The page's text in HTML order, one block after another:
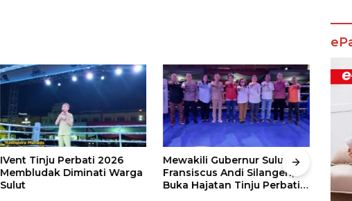
IVent Tinju Perbati 2026
Membludak Diminati Warga
Sulut
Mewakili Gubernur Sulut, dr
Fransiscus Andi Silangen,
Buka Hajatan Tinju Perbati